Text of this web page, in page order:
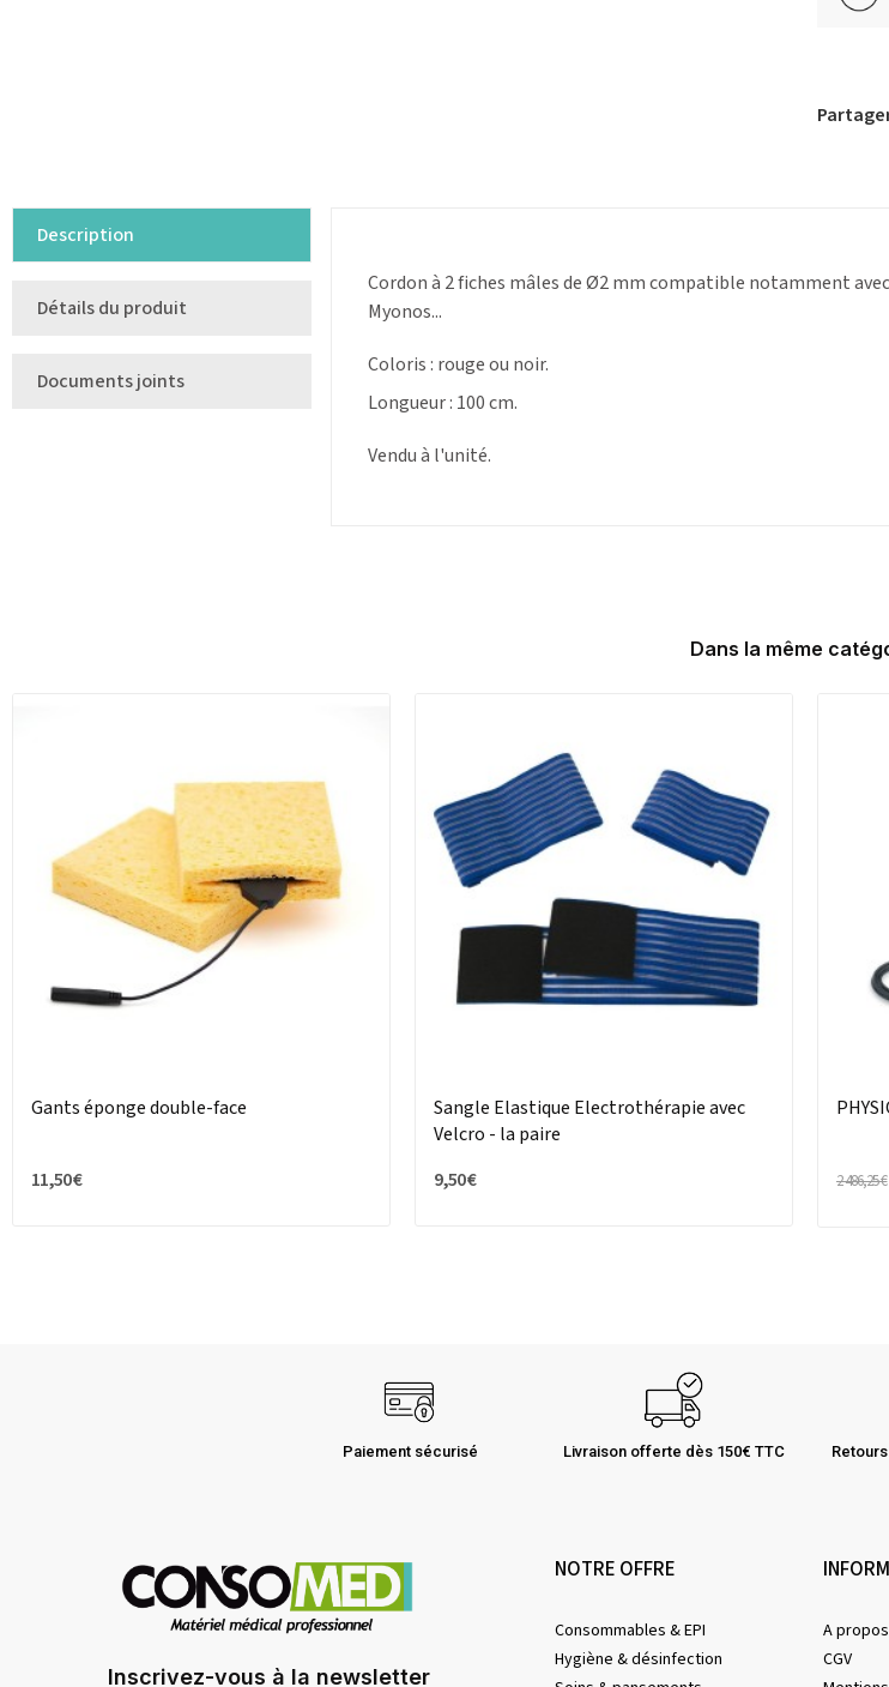
Description
Détails du produit
Documents joints
Cordon à 2 fiches mâles de Ø2 mm compatible notamment
Myonos...
Coloris : rouge ou noir.
Longueur : 100 cm.
Vendu à l'unité.
Dans la même
Gants éponge double-face
11,50 €
Sangle Elastique Electrothérapie avec
Velcro - la paire
9,50 €
2 486,25 €
Paiement sécurisé Livraison offerte dès 150€ TTC
Inscrivez-vous à la newsletter
NOTRE OFFRE
Consommables & EPI
Hygiène & désinfection
A propos
CGV